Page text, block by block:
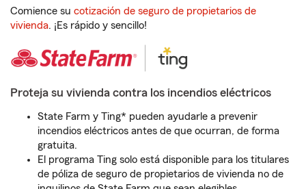
Comience su cotización de seguro de propietarios de
vivienda. ¡Es rápido y sencillo!
Proteja su vivienda contra los incendios eléctricos
State Farm y Ting* pueden ayudarle a prevenir
incendios eléctricos antes de que ocurran, de forma
gratuita.
El programa Ting solo está disponible para los titulares
de póliza de seguro de propietarios de vivienda no de